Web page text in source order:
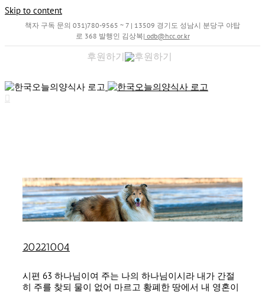
Skip to content
책자 구독 문의 031)780-9565 ~ 7 | 13509 경기도 성남시 분당구 야탑
로 368 발행인 김상복| odb@hcc.or.kr
후원하기
20221004
시편 63 하나님이여 주는 나의 하나님이시라 내가 간절
히 주를 찾되 물이 없어 마르고 황폐한 땅에서 내 영혼이